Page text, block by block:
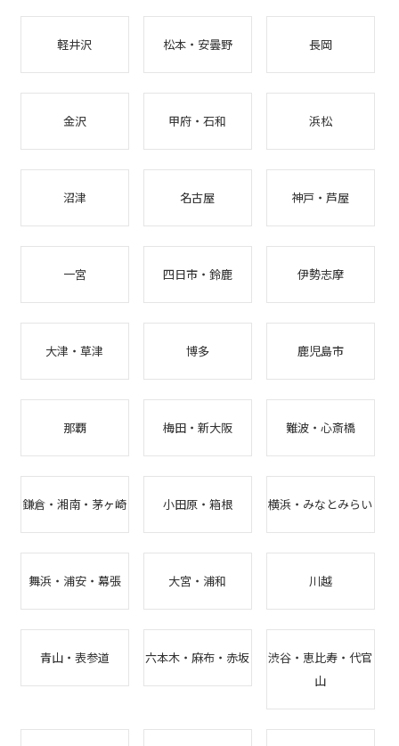
軽井沢 松本・安曇野 長岡
金沢 甲府・石和 浜松
沼津 名古屋 神戸・芦屋
一宮 四日市・鈴鹿 伊勢志摩
大津・草津 博多 鹿児島市
那覇 梅田・新大阪 難波・心斎橋
鎌倉・湘南・茅ヶ崎 小田原・箱根 横浜・みなとみらい
舞浜・浦安・幕張 大宮・浦和 川越
青山・表参道 六本木・麻布・赤坂
渋谷・恵比寿・代官
山